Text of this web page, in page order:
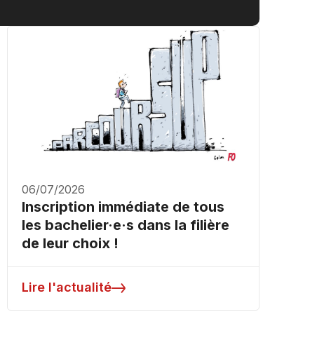
06/07/2026
Inscription immédiate de tous
les bachelier·e·s dans la filière
de leur choix !
Lire l'actualité